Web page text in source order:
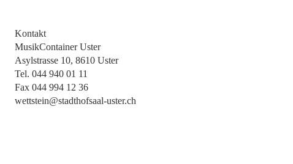
Kontakt
MusikContainer Uster
Asylstrasse 10, 8610 Uster
Tel. 044 940 01 11
Fax 044 994 12 36
wettstein@stadthofsaal-uster.ch